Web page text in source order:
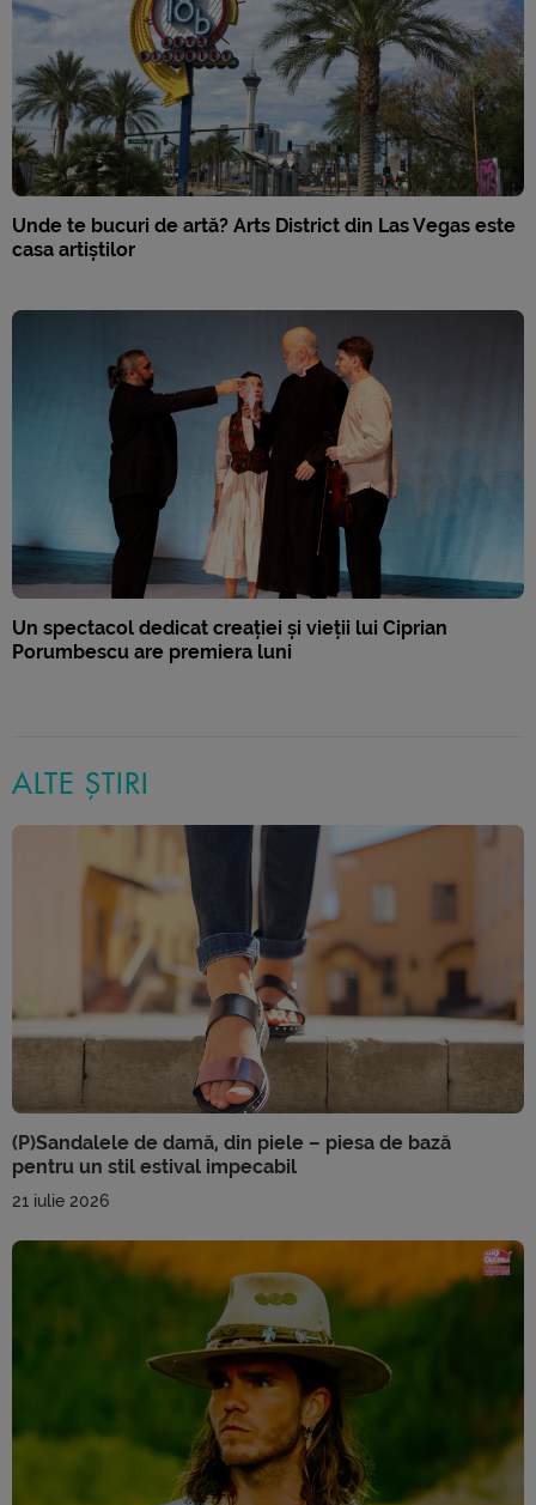
Unde te bucuri de artă? Arts District din Las Vegas este
casa artiștilor
Un spectacol dedicat creației și vieții lui Ciprian
Porumbescu are premiera luni
ALTE ȘTIRI
(P)Sandalele de damă, din piele – piesa de bază
pentru un stil estival impecabil
21 iulie 2026